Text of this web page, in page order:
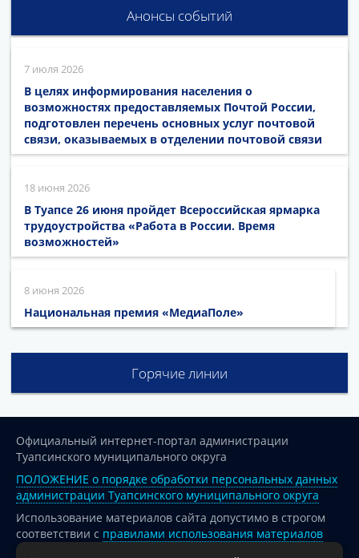
Анонсы событий
7 июля 2026
В целях информирования населения о
возможностях предоставляемых Почтой России,
подготовлен перечень основных услуг почтовой
связи, оказываемых в отделении почтовой связи
18 июня 2026
В Туапсе 26 июня пройдет Всероссийская ярмарка
трудоустройства «Работа в России. Время
возможностей»
8 июня 2026
Национальная премия «МедиаПоле»
Горячие линии
Официальный интернет-портал администрации
Туапсинского муниципального округа
ПОЛОЖЕНИЕ о порядке обработки персональных данных
администрации Туапсинского муниципального округа
Использование материалов сайта допустимо в строгом
соответствии с правилами использования материалов
опубликованных на сайте